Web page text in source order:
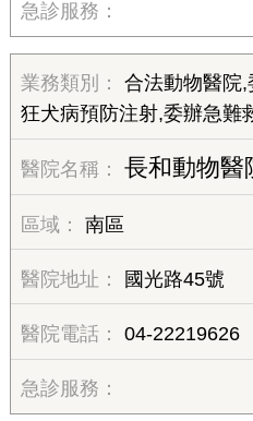
合法動物醫院
狂犬病預防注射,委辦急難
長和動物醫
南區
國光路45號
04-22219626